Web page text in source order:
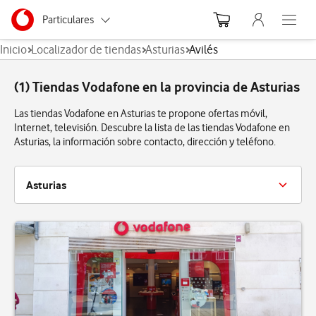
Ir a la pagina principal de vodafone.es
Menu navegación Segmento
Particulares
Autónomos
Pymes
Grandes empresas
y AA.PP.
Menu
Abre el
Inicio Localizador de tiendas Asturias Avilés
(1) Tiendas Vodafone en la provincia de Asturias
Las tiendas Vodafone en Asturias te propone ofertas móvil,
Internet, televisión. Descubre la lista de las tiendas Vodafone en
Asturias, la información sobre contacto, dirección y teléfono.
Asturias
Avilés
El Entrego
Gijón